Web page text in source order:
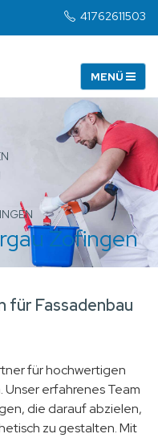
41762611503
Zofingen
für Fassadenbau
für hochwertigen
erfahrenes Team
die darauf abzielen,
zu gestalten. Mit